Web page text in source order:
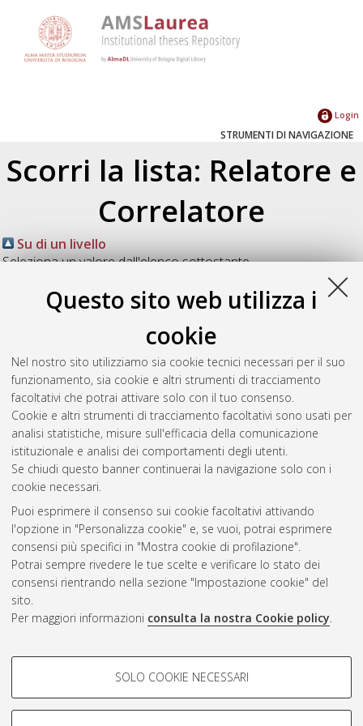
Questo sito web utilizza i
cookie
Nel nostro sito utilizziamo sia cookie tecnici necessari per il suo
funzionamento, sia cookie e altri strumenti di tracciamento
facoltativi che potrai attivare solo con il tuo consenso.
Cookie e altri strumenti di tracciamento facoltativi sono usati per
analisi statistiche, misure sull'efficacia della comunicazione
istituzionale e analisi dei comportamenti degli utenti.
Se chiudi questo banner continuerai la navigazione solo con i
cookie necessari.
Puoi esprimere il consenso sui cookie facoltativi attivando
l'opzione in "Personalizza cookie" e, se vuoi, potrai esprimere
consensi più specifici in "Mostra cookie di profilazione".
Potrai sempre rivedere le tue scelte e verificare lo stato dei
consensi rientrando nella sezione "Impostazione cookie" del
sito.
Per maggiori informazioni consulta la nostra Cookie policy.
COOKIE DI PROFILAZIONE -
Si tratta di cookie utilizzati per analizzare le caratteristiche della
SOLO COOKIE NECESSARI
Login
STRUMENTI DI NAVIGAZIONE
Scorri la lista: Relatore e
Correlatore
Su di un livello
Seleziona un valore dall'elenco sottostante.
2026(1)
2024(1)
2021(3)
2020(6)
2019 (5)
2018(2)
2017(6)
2010(1)
Atom
Rss 1.0
Rss 2.0
AMS Laurea
Impostazioni Cookie
Informativa sulla privacy
Condizioni d’uso del sito